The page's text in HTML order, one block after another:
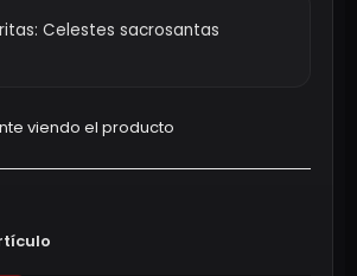
Celestes sacrosantas
viendo el producto